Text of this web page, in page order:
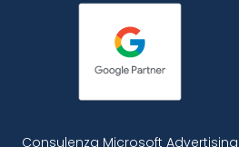
Consulenza Microsoft Advertising